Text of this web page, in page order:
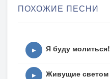
ПОХОЖИЕ ПЕСНИ
▶ Я буду молиться!
▶ Живущие светом